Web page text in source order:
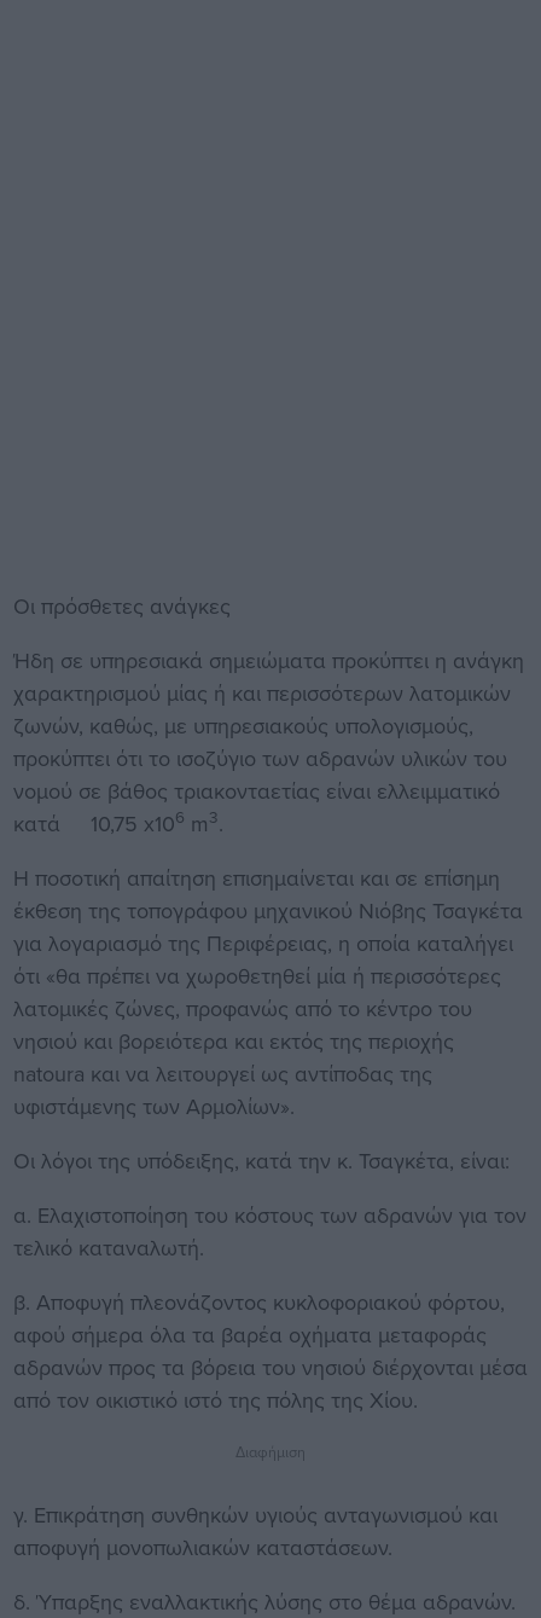
Οι πρόσθετες ανάγκες
Ήδη σε υπηρεσιακά σημειώματα προκύπτει η ανάγκη
χαρακτηρισμού μίας ή και περισσότερων λατομικών
ζωνών, καθώς, με υπηρεσιακούς υπολογισμούς,
προκύπτει ότι το ισοζύγιο των αδρανών υλικών του
νομού σε βάθος τριακονταετίας είναι ελλειμματικό
κατά 10,75 x106 m3.
Η ποσοτική απαίτηση επισημαίνεται και σε επίσημη
έκθεση της τοπογράφου μηχανικού Νιόβης Τσαγκέτα
για λογαριασμό της Περιφέρειας, η οποία καταλήγει
ότι «θα πρέπει να χωροθετηθεί μία ή περισσότερες
λατομικές ζώνες, προφανώς από το κέντρο του
νησιού και βορειότερα και εκτός της περιοχής
natoura και να λειτουργεί ως αντίποδας της
υφιστάμενης των Αρμολίων».
Οι λόγοι της υπόδειξης, κατά την κ. Τσαγκέτα, είναι:
α. Ελαχιστοποίηση του κόστους των αδρανών για τον
τελικό καταναλωτή.
β. Αποφυγή πλεονάζοντος κυκλοφοριακού φόρτου,
αφού σήμερα όλα τα βαρέα οχήματα μεταφοράς
αδρανών προς τα βόρεια του νησιού διέρχονται μέσα
από τον οικιστικό ιστό της πόλης της Χίου.
Διαφήμιση
γ. Επικράτηση συνθηκών υγιούς ανταγωνισμού και
αποφυγή μονοπωλιακών καταστάσεων.
δ. Ύπαρξης εναλλακτικής λύσης στο θέμα αδρανών.